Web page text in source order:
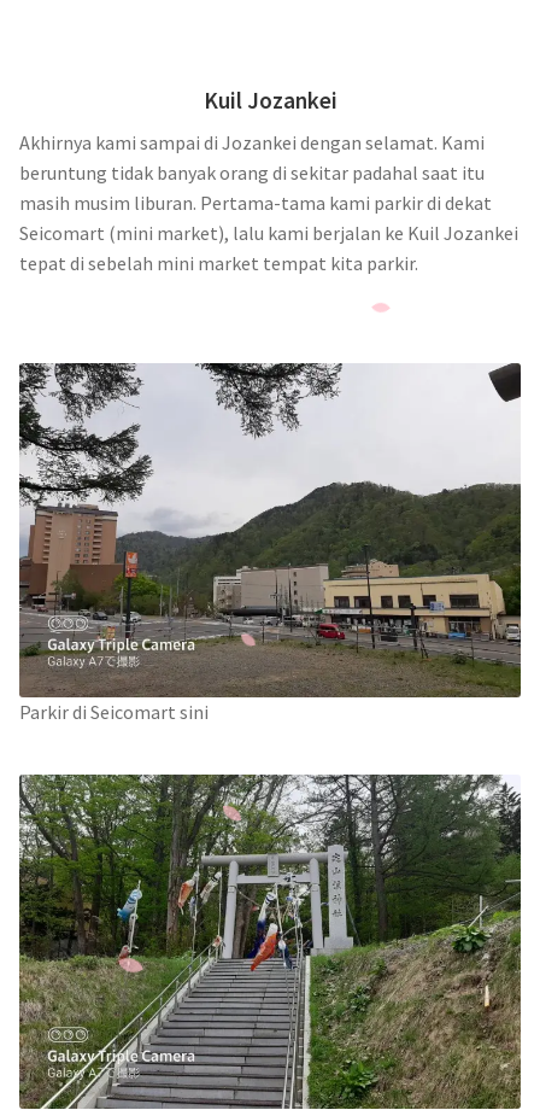
Kuil Jozankei
Akhirnya kami sampai di Jozankei dengan selamat. Kami
beruntung tidak banyak orang di sekitar padahal saat itu
masih musim liburan. Pertama-tama kami parkir di dekat
Seicomart (mini market), lalu kami berjalan ke Kuil Jozankei
tepat di sebelah mini market tempat kita parkir.
Parkir di Seicomart sini